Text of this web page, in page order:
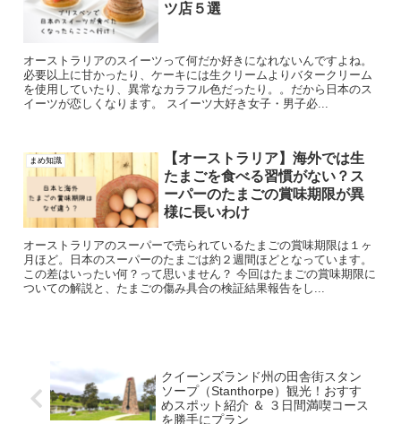
ツ店５選
オーストラリアのスイーツって何だか好きになれないんですよね。
必要以上に甘かったり、ケーキには生クリームよりバタークリーム
を使用していたり、異常なカラフル色だったり。。だから日本のス
イーツが恋しくなります。 スイーツ大好き女子・男子必...
まめ知識
【オーストラリア】海外では生
たまごを食べる習慣がない？ス
ーパーのたまごの賞味期限が異
様に長いわけ
オーストラリアのスーパーで売られているたまごの賞味期限は１ヶ
月ほど。日本のスーパーのたまごは約２週間ほどとなっています。
この差はいったい何？って思いません？ 今回はたまごの賞味期限に
ついての解説と、たまごの傷み具合の検証結果報告をし...
クイーンズランド州の田舎街スタン
ソープ（Stanthorpe）観光！おすす
めスポット紹介 ＆ ３日間満喫コース
を勝手にプラン